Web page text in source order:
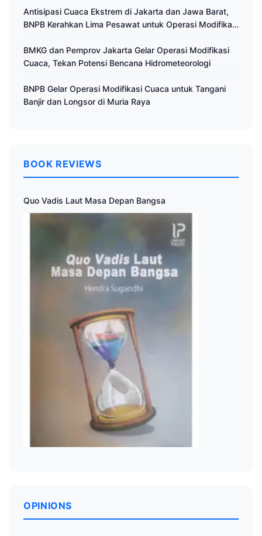
Antisipasi Cuaca Ekstrem di Jakarta dan Jawa Barat,
BNPB Kerahkan Lima Pesawat untuk Operasi Modifikasi
BMKG dan Pemprov Jakarta Gelar Operasi Modifikasi
Cuaca, Tekan Potensi Bencana Hidrometeorologi
BNPB Gelar Operasi Modifikasi Cuaca untuk Tangani
Banjir dan Longsor di Muria Raya
BOOK REVIEWS
Quo Vadis Laut Masa Depan Bangsa
OPINIONS